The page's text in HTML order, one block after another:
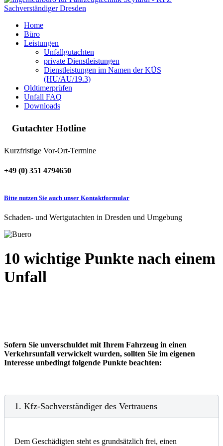
Home
Büro
Leistungen
Unfallgutachten
private Dienstleistungen
Dienstleistungen im Namen der KÜS
(HU/AU/19.3)
Oldtimerprüfen
Unfall FAQ
Downloads
Gutachter Hotline
Kurzfristige Vor-Ort-Termine
+49 (0) 351 4794650
Bitte nutzen Sie auch unser Kontaktformular
Schaden- und Wertgutachten in Dresden und Umgebung
10 wichtige Punkte nach einem
Unfall
Sofern Sie unverschuldet mit Ihrem Fahrzeug in einen
Verkehrsunfall verwickelt wurden, sollten Sie im eigenen
Interesse unbedingt folgende Punkte beachten:
1. Kfz-Sachverständiger des Vertrauens
Dem Geschädigten steht es grundsätzlich frei, einen